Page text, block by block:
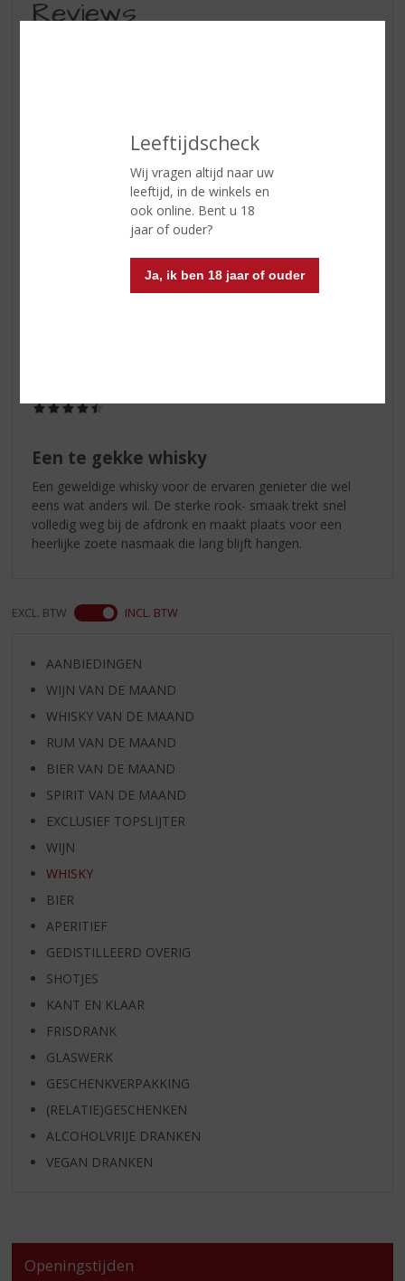
Leeftijdscheck
Wij vragen altijd naar uw
leeftijd, in de winkels en
ook online. Bent u 18
jaar of ouder?
Ja, ik ben 18 jaar of ouder
Reviews
Stevig en prikkelend
Een whisky met een hoog alcoholpercentage, wat niet
direct opvalt tijdens de eerste slok. Erg prikkelend op de
Genietbaar, maar niet zo complex als bijvoorbeeld een
(4,5
Een te gekke whisky
Een geweldige whisky voor de ervaren genieter die wel
eens wat anders wil. De sterke rook- smaak trekt snel
volledig weg bij de afdronk en maakt plaats voor een
heerlijke zoete nasmaak die lang blijft hangen.
EXCL. BTW INCL. BTW
AANBIEDINGEN
WIJN VAN DE MAAND
WHISKY VAN DE MAAND
RUM VAN DE MAAND
BIER VAN DE MAAND
SPIRIT VAN DE MAAND
EXCLUSIEF TOPSLIJTER
WIJN
WHISKY
BIER
APERITIEF
GEDISTILLEERD OVERIG
SHOTJES
KANT EN KLAAR
FRISDRANK
GLASWERK
GESCHENKVERPAKKING
(RELATIE)GESCHENKEN
ALCOHOLVRIJE DRANKEN
VEGAN DRANKEN
Openingstijden